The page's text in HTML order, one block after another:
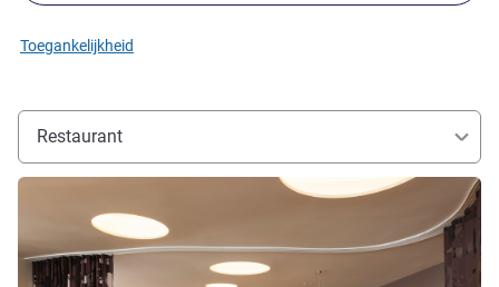
Toegankelijkheid
Restaurant
Meer informatie